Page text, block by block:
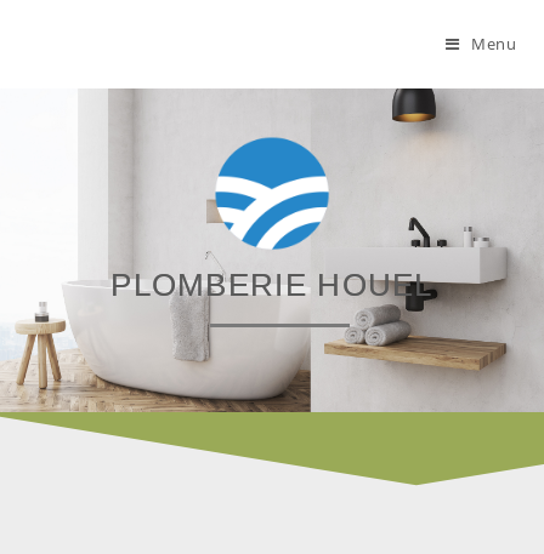
Menu
PLOMBERIE HOUEL